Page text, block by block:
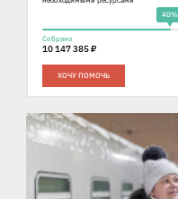
40%
Собрано
10 147 385 ₽
ХОЧУ ПОМОЧЬ